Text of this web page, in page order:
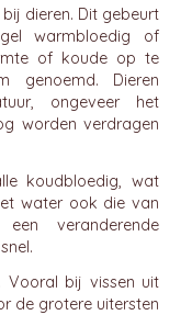
dieren. Dit gebeurt
warmbloedig of
of koude op te
genoemd. Dieren
, ongeveer het
worden verdragen
koudbloedig, wat
water ook die van
veranderende
Vooral bij vissen uit
de grotere uitersten